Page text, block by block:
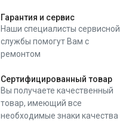
Гарантия и сервис
Наши специалисты сервисной
службы помогут Вам с
ремонтом
Сертифицированный товар
Вы получаете качественный
товар, имеющий все
необходимые знаки качества